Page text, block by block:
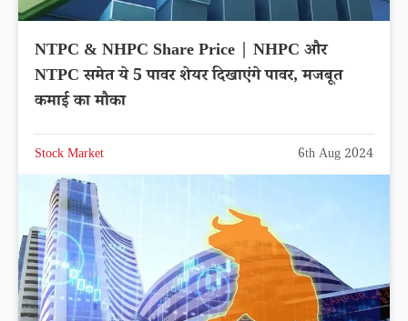
NTPC & NHPC Share Price | NHPC और
NTPC समेत ये 5 पावर शेयर दिखाएंगे पावर, मजबूत
कमाई का मौका
Stock Market 6th Aug 2024